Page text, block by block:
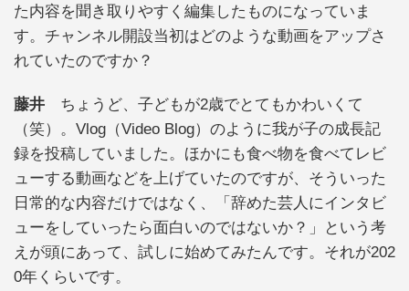
た内容を聞き取りやすく編集したものになっていま
す。チャンネル開設当初はどのような動画をアップさ
れていたのですか？
藤井 ちょうど、子どもが2歳でとてもかわいくて
（笑）。Vlog（Video Blog）のように我が子の成長記
録を投稿していました。ほかにも食べ物を食べてレビ
ューする動画などを上げていたのですが、そういった
日常的な内容だけではなく、「辞めた芸人にインタビ
ューをしていったら面白いのではないか？」という考
えが頭にあって、試しに始めてみたんです。それが202
0年くらいです。